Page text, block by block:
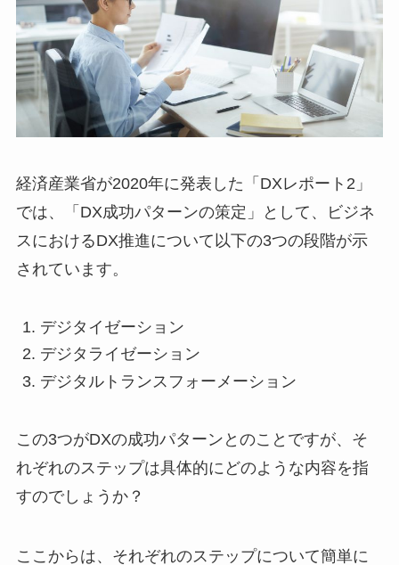
経済産業省が2020年に発表した「DXレポート2」
では、「DX成功パターンの策定」として、ビジネ
スにおけるDX推進について以下の3つの段階が示
されています。
デジタイゼーション
デジタライゼーション
デジタルトランスフォーメーション
この3つがDXの成功パターンとのことですが、そ
れぞれのステップは具体的にどのような内容を指
すのでしょうか？
ここからは、それぞれのステップについて簡単に